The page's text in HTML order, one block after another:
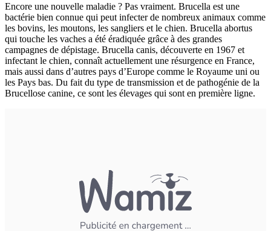
Encore une nouvelle maladie ? Pas vraiment. Brucella est une
bactérie bien connue qui peut infecter de nombreux animaux comme
les bovins, les moutons, les sangliers et le chien. Brucella abortus
qui touche les vaches a été éradiquée grâce à des grandes
campagnes de dépistage. Brucella canis, découverte en 1967 et
infectant le chien, connaît actuellement une résurgence en France,
mais aussi dans d’autres pays d’Europe comme le Royaume uni ou
les Pays bas. Du fait du type de transmission et de pathogénie de la
Brucellose canine, ce sont les élevages qui sont en première ligne.